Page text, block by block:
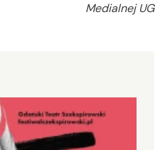
Medialnej UG